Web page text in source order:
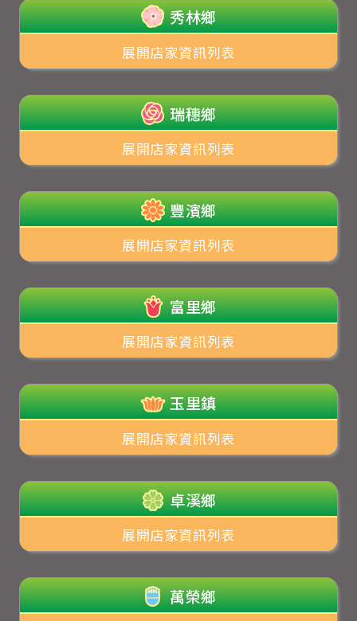
秀林鄉
展開店家資訊列表
瑞穗鄉
展開店家資訊列表
豐濱鄉
展開店家資訊列表
富里鄉
展開店家資訊列表
玉里鎮
展開店家資訊列表
卓溪鄉
展開店家資訊列表
萬榮鄉